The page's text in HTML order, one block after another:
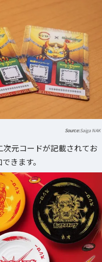
Saiga NAK
元コードが記載されてお
きます。